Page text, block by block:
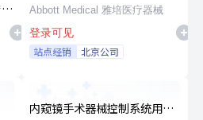
Abbott Medical 雅培医疗器械
登录可见
站点经销 北京公司
内窥镜手术器械控制系统用无